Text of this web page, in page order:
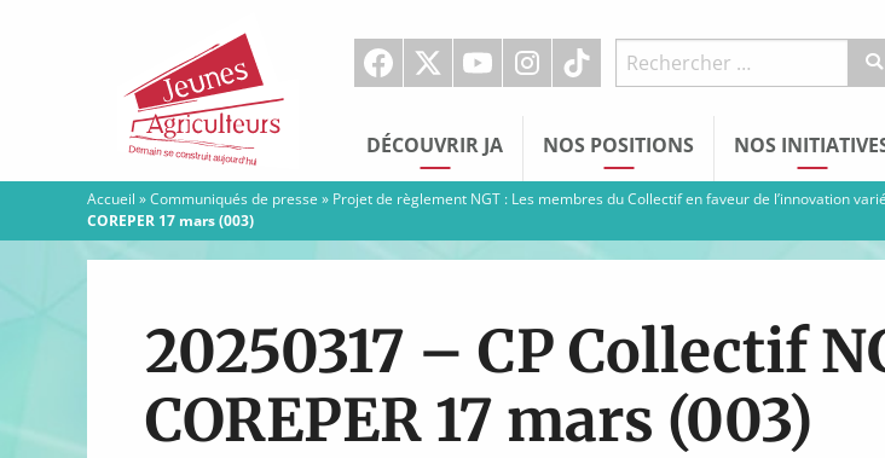
Agriculteurs
DÉCOUVRIR JA NOS POSITIONS NOS
Accueil »Communiqués de presse » Projet de règlement NGT : Les membres du Collectif en faveur de l’innovation
COREPER 17 mars (003)
20250317 – CP Collectif
COREPER 17 mars (003)